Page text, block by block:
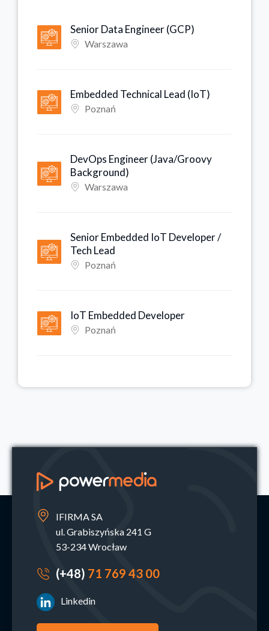
Senior Data Engineer (GCP)
Warszawa
Embedded Technical Lead (IoT)
Poznań
DevOps Engineer (Java/Groovy
Background)
Warszawa
Senior Embedded IoT Developer /
Tech Lead
Poznań
IoT Embedded Developer
Poznań
IFIRMA SA
ul. Grabiszyńska 241 G
53-234 Wrocław
(+48) 71 769 43 00
Linkedin